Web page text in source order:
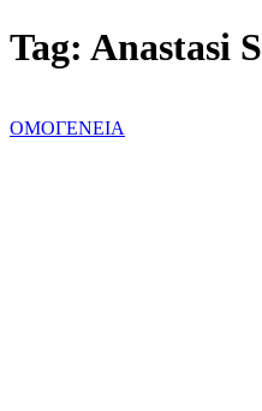
Tag: Anastasi
ΟΜΟΓΕΝΕΙΑ